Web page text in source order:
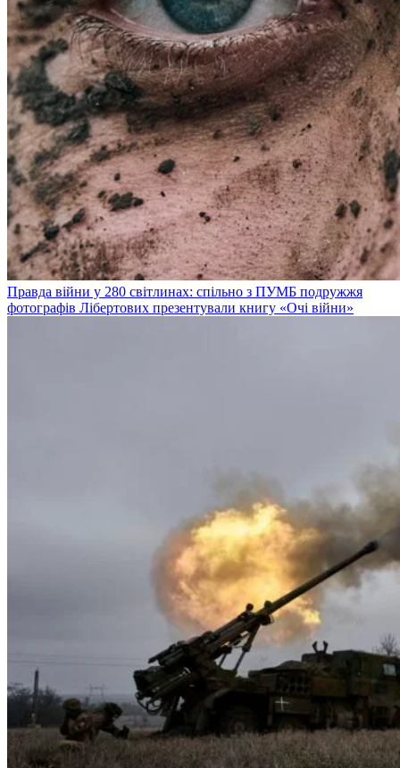
Правда війни у 280 світлинах: спільно з ПУМБ подружжя
фотографів Лібертових презентували книгу «Очі війни»